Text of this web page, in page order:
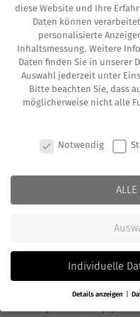
Oktober 2022
Juli 2022(1)
Mai 2022(1)
April 2022(1)
Februar 2022(2)
Dezember 2021
November 2021
Oktober 2021
August 2021(1)
diese Website und Ihre
Daten können verarbeitet
personalisierte
Inhaltsmessung. Weitere
Daten finden Sie in unserer
Auswahl jederzeit unter
Bitte beachten Sie, dass
möglicherweise nicht alle
Notwendig
ALLE
Individuelle
Details anzeigen